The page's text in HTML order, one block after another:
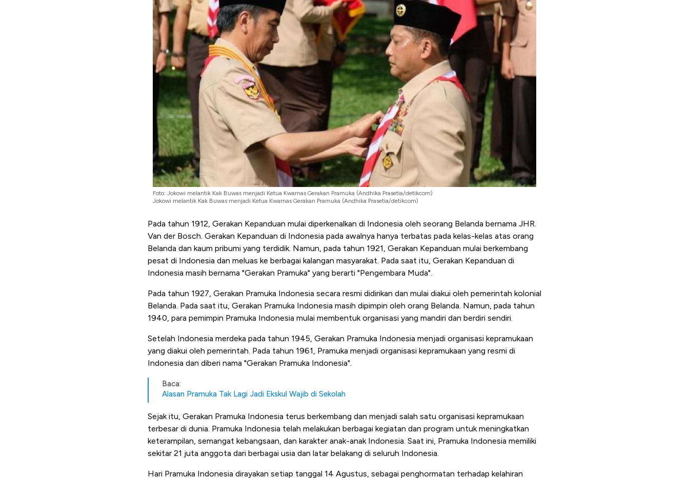
Foto: Jokowi melantik Kak Buwas menjadi Ketua Kwarnas Gerakan Pramuka (Andhika Prasetia/detikcom)
Jokowi melantik Kak Buwas menjadi Ketua Kwarnas Gerakan Pramuka (Andhika Prasetia/detikcom)
Pada tahun 1912, Gerakan Kepanduan mulai diperkenalkan di Indonesia oleh seorang Belanda bernama JHR.
Van der Bosch. Gerakan Kepanduan di Indonesia pada awalnya hanya terbatas pada kelas-kelas atas orang
Belanda dan kaum pribumi yang terdidik. Namun, pada tahun 1921, Gerakan Kepanduan mulai berkembang
pesat di Indonesia dan meluas ke berbagai kalangan masyarakat. Pada saat itu, Gerakan Kepanduan di
Indonesia masih bernama "Gerakan Pramuka" yang berarti "Pengembara Muda".
Pada tahun 1927, Gerakan Pramuka Indonesia secara resmi didirikan dan mulai diakui oleh pemerintah kolonial
Belanda. Pada saat itu, Gerakan Pramuka Indonesia masih dipimpin oleh orang Belanda. Namun, pada tahun
1940, para pemimpin Pramuka Indonesia mulai membentuk organisasi yang mandiri dan berdiri sendiri.
Setelah Indonesia merdeka pada tahun 1945, Gerakan Pramuka Indonesia menjadi organisasi kepramukaan
yang diakui oleh pemerintah. Pada tahun 1961, Pramuka menjadi organisasi kepramukaan yang resmi di
Indonesia dan diberi nama "Gerakan Pramuka Indonesia".
Baca:
Alasan Pramuka Tak Lagi Jadi Ekskul Wajib di Sekolah
Sejak itu, Gerakan Pramuka Indonesia terus berkembang dan menjadi salah satu organisasi kepramukaan
terbesar di dunia. Pramuka Indonesia telah melakukan berbagai kegiatan dan program untuk meningkatkan
keterampilan, semangat kebangsaan, dan karakter anak-anak Indonesia. Saat ini, Pramuka Indonesia memiliki
sekitar 21 juta anggota dari berbagai usia dan latar belakang di seluruh Indonesia.
Hari Pramuka Indonesia dirayakan setiap tanggal 14 Agustus, sebagai penghormatan terhadap kelahiran